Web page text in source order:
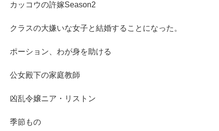
カッコウの許嫁Season2
クラスの大嫌いな女子と結婚することになった。
ポーション、わが身を助ける
公女殿下の家庭教師
凶乱令嬢ニア・リストン
季節もの